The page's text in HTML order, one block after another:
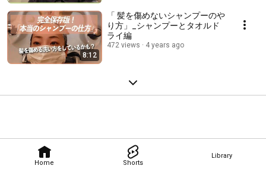
Home Shorts
Library
8:12
「 髪を傷めないシャンプーのや
り方」_シャンプーとタオルド
ライ編
472 views 4 years ago